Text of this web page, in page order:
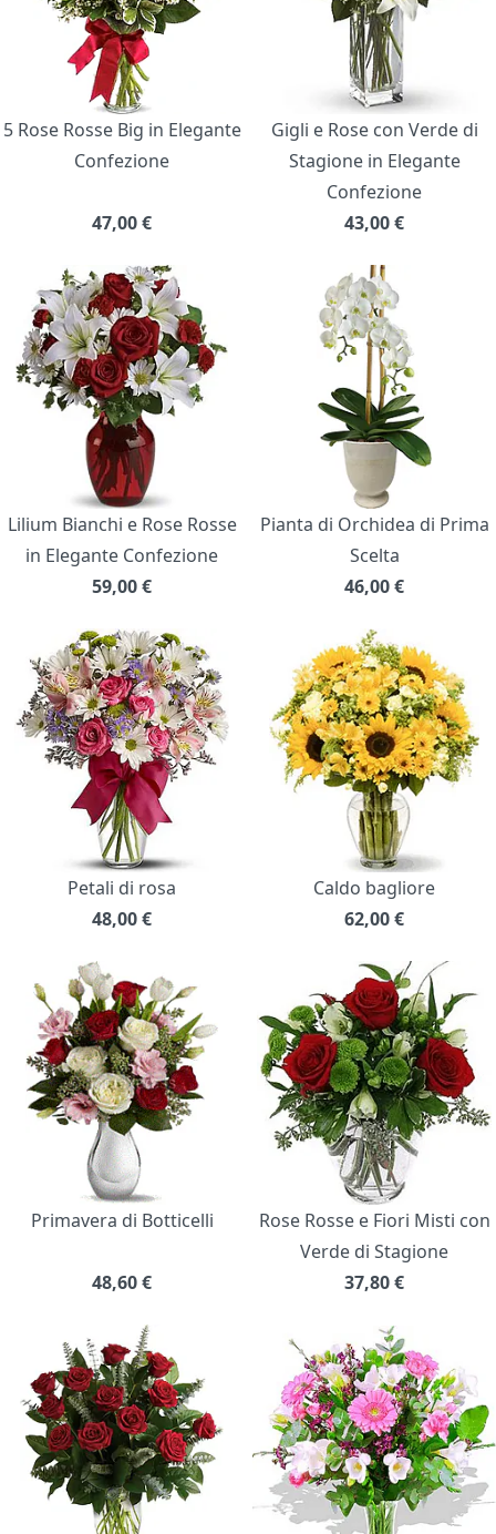
5 Rose Rosse Big in Elegante
Confezione
47,00€
Gigli e Rose con Verde di
Stagione in Elegante
Confezione
43,00€
Lilium Bianchi e Rose Rosse
in Elegante Confezione
59,00€
Pianta di Orchidea di Prima
Scelta
46,00€
Petali di rosa
48,00€
Caldo bagliore
62,00€
Primavera di Botticelli
48,60€
Rose Rosse e Fiori Misti con
Verde di Stagione
37,80€